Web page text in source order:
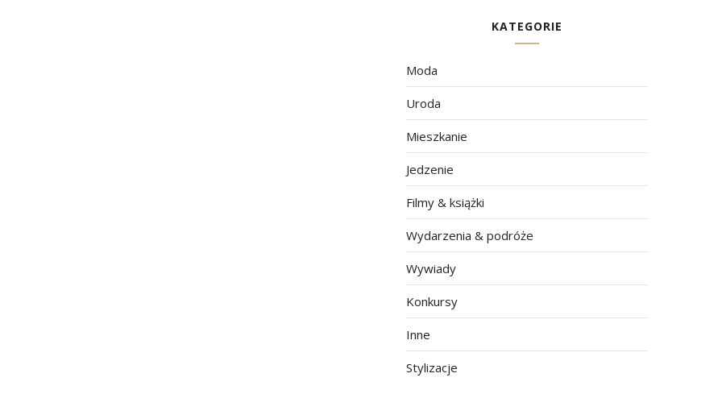
KATEGORIE
Moda
Uroda
Mieszkanie
Jedzenie
Filmy & książki
Wydarzenia & podróże
Wywiady
Konkursy
Inne
Stylizacje